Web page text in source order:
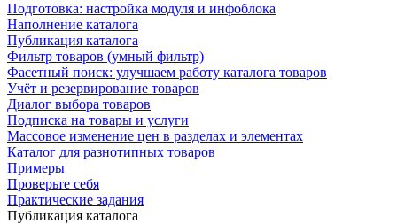
Подготовка: настройка модуля и инфоблока
Наполнение каталога
Публикация каталога
Фильтр товаров (умный фильтр)
Фасетный поиск: улучшаем работу каталога товаров
Учёт и резервирование товаров
Диалог выбора товаров
Подписка на товары и услуги
Массовое изменение цен в разделах и элементах
Каталог для разнотипных товаров
Примеры
Проверьте себя
Практические задания
Публикация каталога